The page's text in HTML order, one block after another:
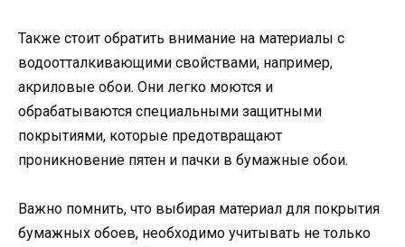
Также стоит обратить внимание на материалы с
водоотталкивающими свойствами, например,
акриловые обои. Они легко моются и
обрабатываются специальными защитными
покрытиями, которые предотвращают
проникновение пятен и пачки в бумажные обои.
Важно помнить, что выбирая материал для покрытия
бумажных обоев, необходимо учитывать не только